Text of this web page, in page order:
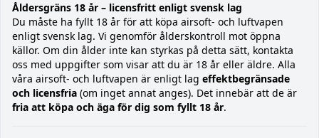
Åldersgräns 18 år – licensfritt enligt svensk lag
Du måste ha fyllt 18 år för att köpa airsoft- och luftvapen
enligt svensk lag. Vi genomför ålderskontroll mot öppna
källor. Om din ålder inte kan styrkas på detta sätt, kontakta
oss med uppgifter som visar att du är 18 år eller äldre. Alla
våra airsoft- och luftvapen är enligt lag effektbegränsade
och licensfria (om inget annat anges). Det innebär att de är
fria att köpa och äga för dig som fyllt 18 år.